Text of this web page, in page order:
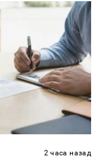
2 часа назад